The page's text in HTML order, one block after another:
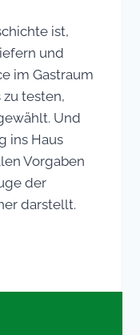
ist,
und
im Gastraum
testen,
Und
ins Haus
Vorgaben
der
darstellt.